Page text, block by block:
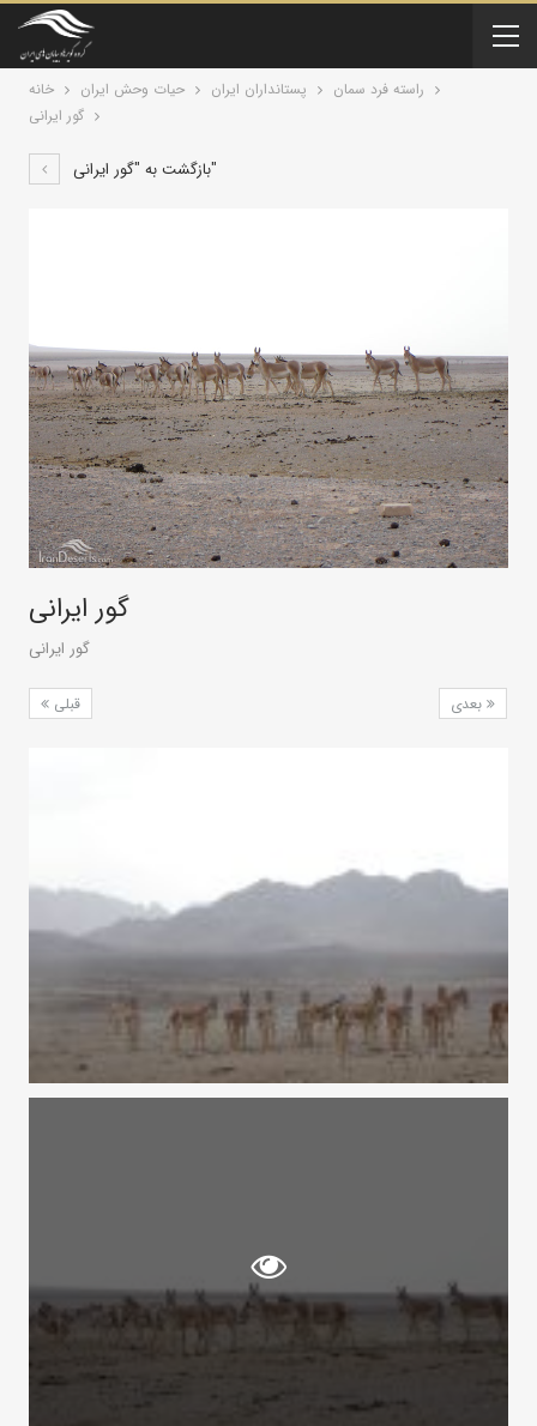
خانه حیات وحش ایران پستانداران ايران
راسته فرد سمان
گور ایرانی
بازگشت به "گور ایرانی"
گور ایرانی
گور ایرانی
قبلی